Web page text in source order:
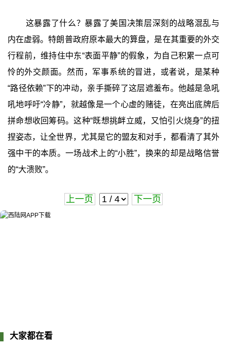
这暴露了什么？暴露了美国决策层深刻的战略混乱与
内在虚弱。特朗普政府原本最大的算盘，是在其重要的外交
行程前，维持住中东“表面平静”的假象，为自己积累一点可
怜的外交颜面。然而，军事系统的冒进，或者说，是某种
“路径依赖”下的冲动，亲手撕碎了这层遮羞布。他越是急吼
吼地呼吁“冷静”，就越像是一个心虚的赌徒，在亮出底牌后
拼命想收回筹码。这种“既想挑衅立威，又怕引火烧身”的扭
捏姿态，让全世界，尤其是它的盟友和对手，都看清了其外
强中干的本质。一场战术上的“小胜”，换来的却是战略信誉
的“大溃败”。
上一页 下一页
大家都在看